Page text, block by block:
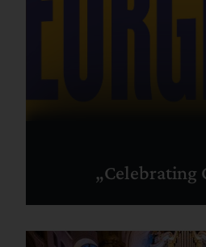
„Celebrating